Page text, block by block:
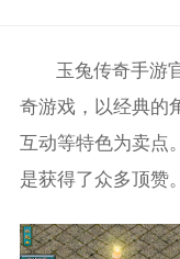
玉兔传奇手游
奇游戏，以经典的
互动等特色为卖点
是获得了众多顶赞。